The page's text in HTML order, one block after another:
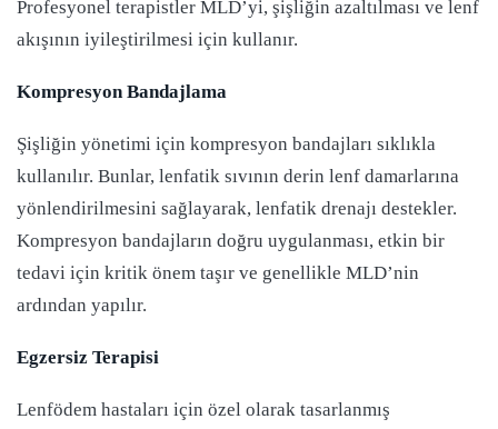
Profesyonel terapistler MLD’yi, şişliğin azaltılması ve lenf
akışının iyileştirilmesi için kullanır.
Kompresyon Bandajlama
Şişliğin yönetimi için kompresyon bandajları sıklıkla
kullanılır. Bunlar, lenfatik sıvının derin lenf damarlarına
yönlendirilmesini sağlayarak, lenfatik drenajı destekler.
Kompresyon bandajların doğru uygulanması, etkin bir
tedavi için kritik önem taşır ve genellikle MLD’nin
ardından yapılır.
Egzersiz Terapisi
Lenfödem hastaları için özel olarak tasarlanmış